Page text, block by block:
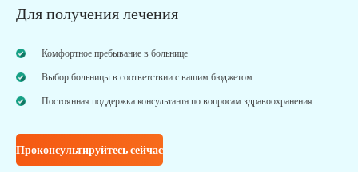
Для получения лечения
Комфортное пребывание в больнице
Выбор больницы в соответствии с вашим бюджетом
Постоянная поддержка консультанта по вопросам здравоохранения
Проконсультируйтесь сейчас